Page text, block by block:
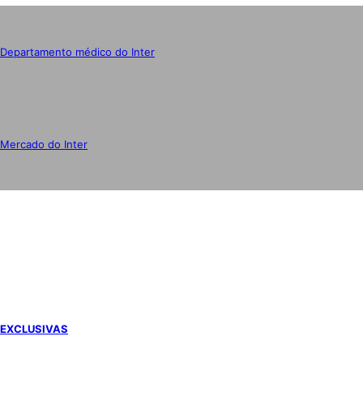
Departamento médico do Inter
Mercado do Inter
EXCLUSIVAS